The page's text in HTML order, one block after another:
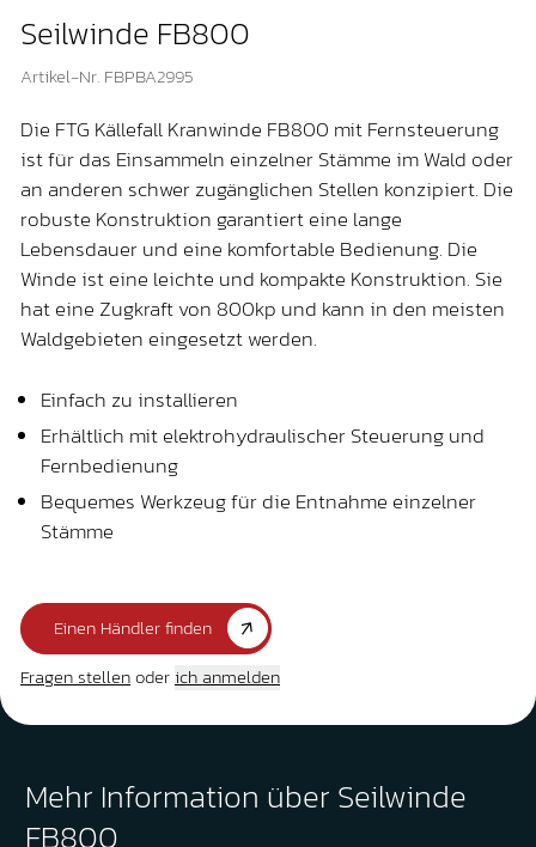
Seilwinde FB800
Artikel-Nr. FBPBA2995
Die FTG Källefall Kranwinde FB800 mit Fernsteuerung
ist für das Einsammeln einzelner Stämme im Wald oder
an anderen schwer zugänglichen Stellen konzipiert. Die
robuste Konstruktion garantiert eine lange
Lebensdauer und eine komfortable Bedienung. Die
Winde ist eine leichte und kompakte Konstruktion. Sie
hat eine Zugkraft von 800kp und kann in den meisten
Waldgebieten eingesetzt werden.
Einfach zu installieren
Erhältlich mit elektrohydraulischer Steuerung und
Fernbedienung
Bequemes Werkzeug für die Entnahme einzelner
Stämme
Einen Händler finden
Fragen stellenoder ich anmelden
Mehr Information über Seilwinde
FB800